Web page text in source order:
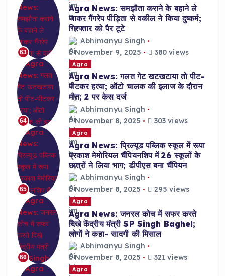
63
Agra News: समझौता कराने के बहाने ले
जाकर गैंगरेप पीड़िता से वकील ने किया दुष्कर्म;
गिरफ्तार को पैर टूटे
Abhimanyu Singh
November 9, 2025
380 views
64
Agra
Agra News: गलत गेट खटखटाया तो पीट-
पीटकर हत्या; ऑटो चालक की इलाज के दौरान
मौत; 2 पर केस दर्ज
Abhimanyu Singh
November 8, 2025
303 views
65
Agra
Agra News: प्रिल्यूड पब्लिक स्कूल में रूपा
प्रकाश मेमोरियल चैंपियनशिप में 26 स्कूलों के
छात्रों ने लिया भाग; डीपीएस बना चैंपियन
Abhimanyu Singh
November 8, 2025
295 views
66
Agra
Agra News: जनरल कोच में सफर करते
दिखे केंद्रीय मंत्री SP Singh Baghel;
लोगों ने कहा- सादगी की मिसाल
Abhimanyu Singh
November 8, 2025
321 views
Agra